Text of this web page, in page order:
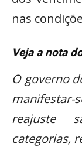
nas
Veja a nota
O governo
reajuste
categorias,